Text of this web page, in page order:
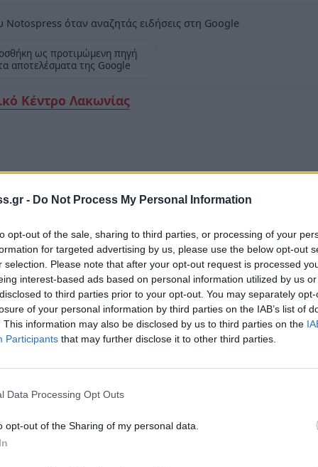
- Do Not Process My Personal Information
opt-out of the sale, sharing to third parties, or processing of your
for targeted advertising by us, please use the below opt-out
selection. Please note that after your opt-out request is processed
interest-based ads based on personal information utilized by us
to third parties prior to your opt-out. You may separately
of your personal information by third parties on the IAB’s list of
This information may also be disclosed by us to third parties on the
Participants that may further disclose it to other third parties.
Data Processing Opt Outs
opt-out of the Sharing of my personal data.
όταν αναζητάς ειδήσεις στη Google
ως προτιμώμενη πηγή
αποτελέσματα της Google
Κέντρο Λακωνίας
διοργανώνει το
Λακωνίας– Αγ. Νίκωνος 124,
– Συμμαχία για τη Ρήξη